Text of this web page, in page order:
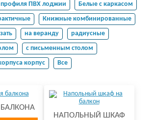
ПВХ лоджии
Белые с каркасом
Книжные комбинированные
на веранду
радиусные
с письменным столом
корпус
Все
НАПОЛЬНЫЙ ШКАФ